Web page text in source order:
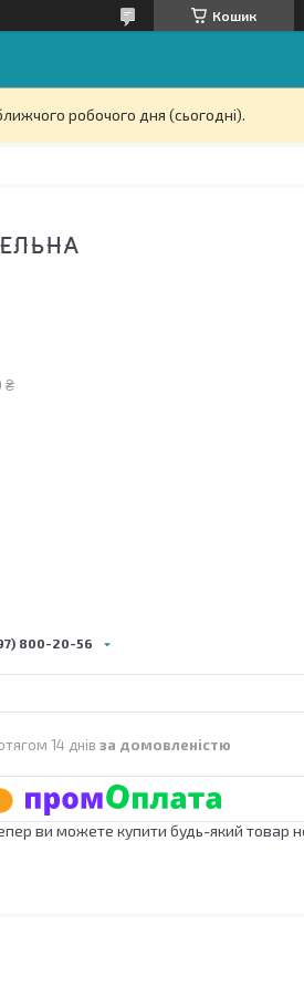
Кошик
робочого дня (сьогодні).
₴
800-20-56
14 днів за домовленістю
ви можете купити будь-який товар